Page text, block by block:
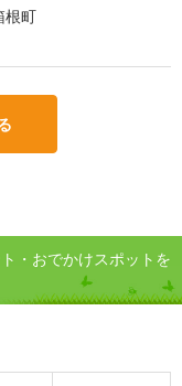
根町
・おでかけスポットを